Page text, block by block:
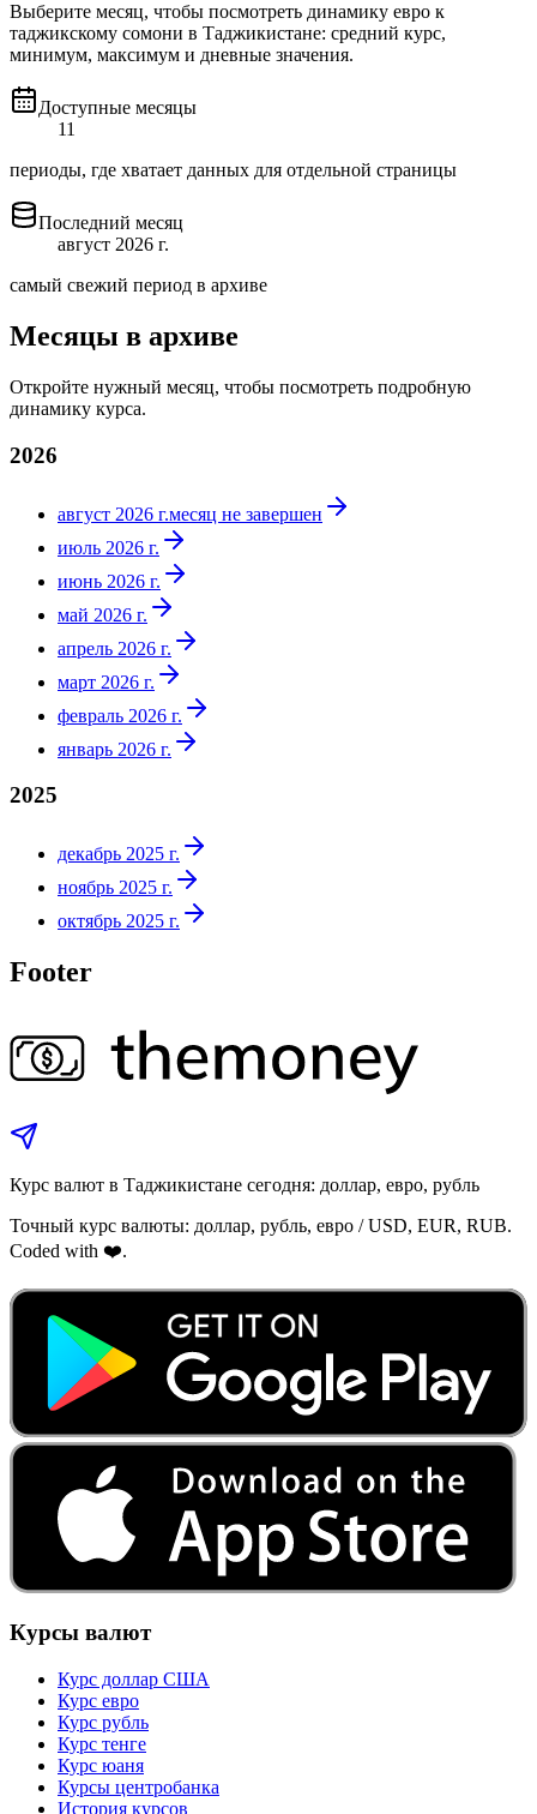
Выберите месяц, чтобы посмотреть динамику евро к
таджикскому сомони в Таджикистане: средний курс,
минимум, максимум и дневные значения.
Доступные месяцы
11
периоды, где хватает данных для отдельной страницы
Последний месяц
август 2026 г.
самый свежий период в архиве
Месяцы в архиве
Откройте нужный месяц, чтобы посмотреть подробную
динамику курса.
2026
август 2026 г.месяц не завершен
июль 2026 г.
июнь 2026 г.
май 2026 г.
апрель 2026 г.
март 2026 г.
февраль 2026 г.
январь 2026 г.
2025
декабрь 2025 г.
ноябрь 2025 г.
октябрь 2025 г.
Footer
Курс валют в Таджикистане сегодня: доллар, евро, рубль
Точный курс валюты: доллар, рубль, евро / USD, EUR, RUB.
Coded with ❤️.
Курсы валют
Курс доллар США
Курс евро
Курс рубль
Курс тенге
Курс юаня
Курсы центробанка
История курсов